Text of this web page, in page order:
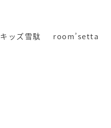
キッズ雪駄 room’setta